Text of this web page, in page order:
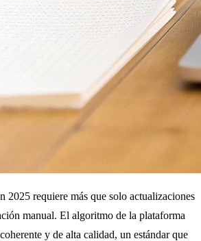
2025 requiere más que solo actualizaciones
manual. El algoritmo de la plataforma
y de alta calidad, un estándar que